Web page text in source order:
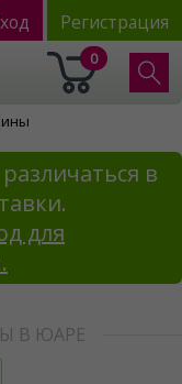
Регистрация
0
в
для
В ЮАРЕ